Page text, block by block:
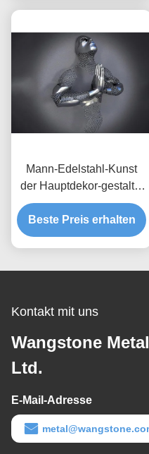
Mann-Edelstahl-Kunst
der Hauptdekor-gestaltet
bildliche Wand-3d mattes
Finish
Beste Preis erhalten
Kontakt mit uns
Wangstone
Ltd.
E-Mail-Adresse